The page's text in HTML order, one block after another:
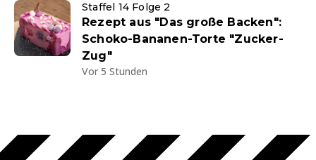
Staffel 14 Folge 2
Rezept aus "Das große Backen":
Schoko-Bananen-Torte "Zucker-
Zug"
Vor 5 Stunden